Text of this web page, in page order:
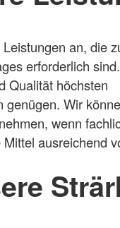
an, die
erforderlich
Qualität höchsten
genügen. Wir
wenn
ausreichend